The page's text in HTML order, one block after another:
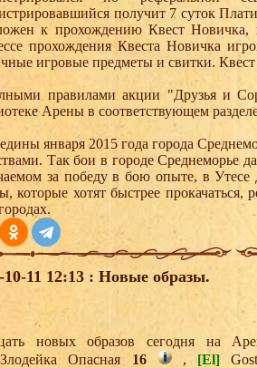
получит 7 суток
к прохождению Квест
прохождения Квеста Новичка
игровые предметы и свитки.
правилами акции "Друзья и
Арены в соответствующем
января 2015 года города
Так бои в городе Среднеморье
за победу в бою опыте, в
которые хотят быстрее прокачаться,
10-11 12:13 : Новые образы.
новых образов сегодня на
Опасная 16 , [El]